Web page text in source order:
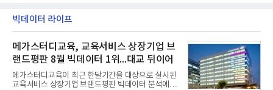
빅데이터 라이프
메가스터디교육, 교육서비스 상장기업 브
랜드평판 8월 빅데이터 1위...대교 뒤이어
메가스터디교육이 최근 한달기간을 대상으로 실시된
교육서비스 상장기업 브랜드평판 빅데이터 분석에서